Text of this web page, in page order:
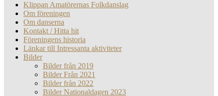
Klippan Amatörernas Folkdanslag
Om föreningen
Om danserna
Kontakt / Hitta hit
Föreningens historia
Länkar till Intressanta aktiviteter
Bilder
Bilder från 2019
Bilder Från 2021
Bilder från 2022
Bilder Nationaldagen 2023